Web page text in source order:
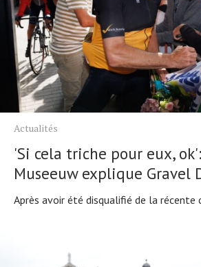
Actualités
'Si cela triche pour eux,
Museeuw explique Gravel
Après avoir été disqualifié de la récente